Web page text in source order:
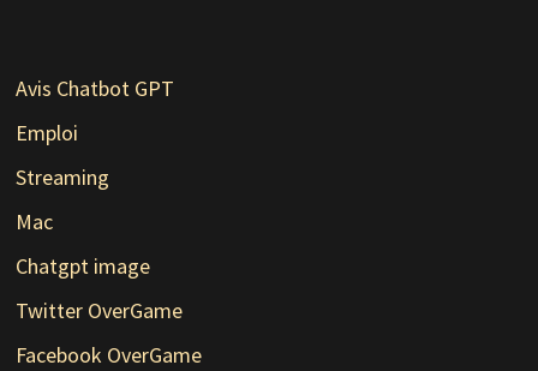
Avis Chatbot GPT
Emploi
Streaming
Mac
Chatgpt image
Twitter OverGame
Facebook OverGame